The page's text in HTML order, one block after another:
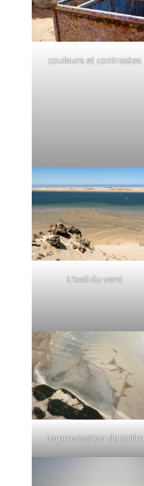
couleurs et contrastes
L’oeil du vent
Improvisation de taille!